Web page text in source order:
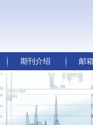
期刊介绍 邮